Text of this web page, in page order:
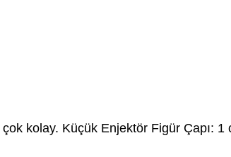
çok kolay. Küçük Enjektör Figür Çapı: 1